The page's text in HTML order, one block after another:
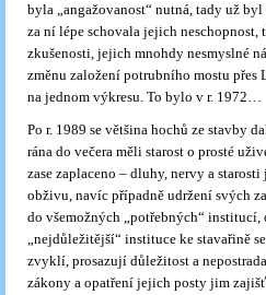
byla „angažovanost“ nutná, tady už
za ní lépe schovala jejich
zkušenosti, jejich mnohdy nesmyslné
změnu založení potrubního mostu přes
na jednom výkresu. To bylo v r. 1972…
Po r. 1989 se většina hochů ze stavby
rána do večera měli starost o prosté
zase zaplaceno – dluhy, nervy a
obživu, navíc případně udržení svých
do všemožných „potřebných“ institucí,
„nejdůležitější“ instituce ke stavařině
zvyklí, prosazují důležitost a
zákony a opatření jejich posty jim